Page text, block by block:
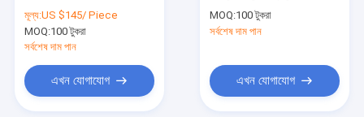
ওয়েল্ডিং মেশিন বাড়িতে ব্যবহারের
জন্য
মূল্য:US $145/ Piece
MOQ:100 টুকরা
সর্বশেষ দাম পান
এখন যোগাযোগ
MOQ:100 টুকরা
সর্বশেষ দাম পান
এখন যোগাযোগ